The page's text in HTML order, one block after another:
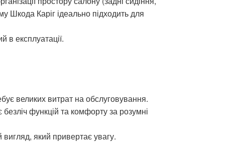
Шкода Каріг ідеально підходить для
в експлуатації.
великих витрат на обслуговування.
функцій та комфорту за розумні
який привертає увагу.